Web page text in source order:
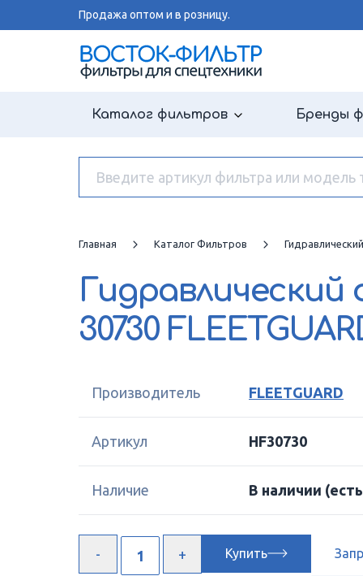
Продажа оптом и в розницу.
Каталог фильтров Бренды
Главная Каталог Фильтров
30730
Производитель FLEETGUARD
Артикул HF30730
Наличие В наличии
Купить